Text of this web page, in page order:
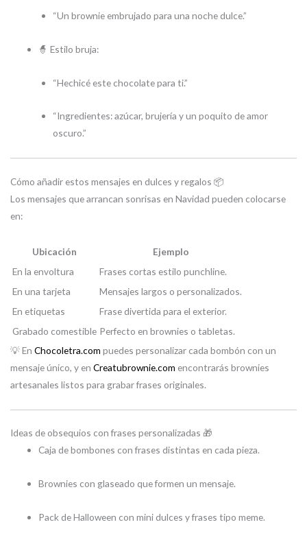
“Un brownie embrujado para una noche dulce.”
🧙 Estilo bruja:
“Hechicé este chocolate para ti.”
“Ingredientes: azúcar, brujería y un poquito de amor
oscuro.”
Cómo añadir estos mensajes en dulces y regalos 📦
Los mensajes que arrancan sonrisas en Navidad pueden colocarse
en:
Ubicación
Ejemplo
En la envoltura
Frases cortas estilo punchline.
En una tarjeta
Mensajes largos o personalizados.
En etiquetas
Frase divertida para el exterior.
Grabado comestible Perfecto en brownies o tabletas.
💡 En Chocoletra.com puedes personalizar cada bombón con un
mensaje único, y en Creatubrownie.com encontrarás brownies
artesanales listos para grabar frases originales.
Ideas de obsequios con frases personalizadas 🎁
Caja de bombones con frases distintas en cada pieza.
Brownies con glaseado que formen un mensaje.
Pack de Halloween con mini dulces y frases tipo meme.